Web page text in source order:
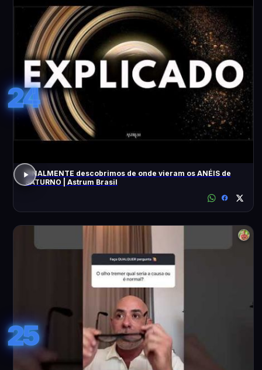
24
FINALMENTE descobrimos de onde vieram os ANÉIS de
SATURNO | Astrum Brasil
25